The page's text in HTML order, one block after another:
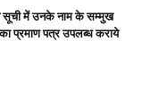
सूची में उनके नाम के सम्मुख
प्रमाण पत्र उपलब्ध कराये